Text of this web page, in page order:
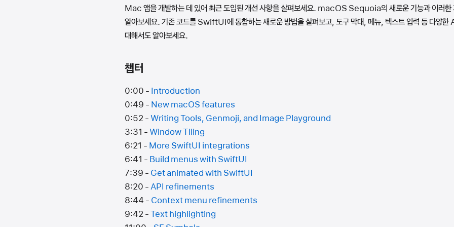
Mac 앱을 개발하는 데 있어 최근 도입된 개선 사항을 살펴보세요. macOS Sequoia의 새로운 기능과 이러한
알아보세요. 기존 코드를 SwiftUI에 통합하는 새로운 방법을 살펴보고, 도구 막대, 메뉴, 텍스트 입력 등 다양
대해서도 알아보세요.
챕터
0:00 - Introduction
0:49 - New macOS features
0:52 -Writing Tools, Genmoji, and Image Playground
3:31 -Window Tiling
6:21 - More SwiftUI integrations
6:41 - Build menus with SwiftUI
7:39 - Get animated with SwiftUI
8:20 -API refinements
8:44 - Context menu refinements
9:42 -Text highlighting